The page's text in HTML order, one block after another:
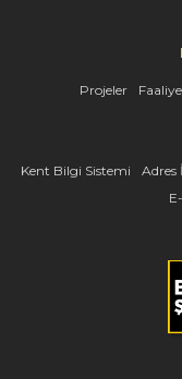
Projeler
Kent Bilgi Sistemi Adres